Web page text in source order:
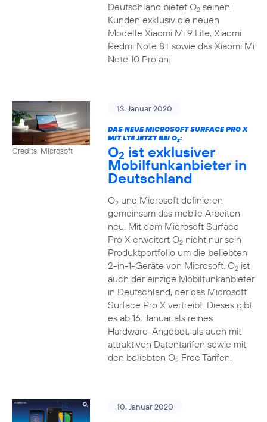
Deutschland bietet O2seinen
Kunden exklusiv die neuen
Modelle Xiaomi Mi 9 Lite, Xiaomi
Redmi Note 8T sowie das Xiaomi Mi
Note 10 Pro an.
Credits: Microsoft
13. Januar 2020
DAS NEUE MICROSOFT SURFACE PRO X
MIT LTE JETZT BEI O2:
O2 ist exklusiver
Mobilfunkanbieter in
Deutschland
O2und Microsoft definieren
gemeinsam das mobile Arbeiten
neu. Mit dem Microsoft Surface
Pro X erweitert O2nicht nur sein
Produktportfolio um die beliebten
2-in-1-Geräte von Microsoft. O2ist
auch der einzige Mobilfunkanbieter
in Deutschland, der das Microsoft
Surface Pro X vertreibt. Dieses gibt
es ab 16. Januar als reines
Hardware-Angebot, als auch mit
attraktiven Datentarifen sowie mit
den beliebten O2Free Tarifen.
10. Januar 2020